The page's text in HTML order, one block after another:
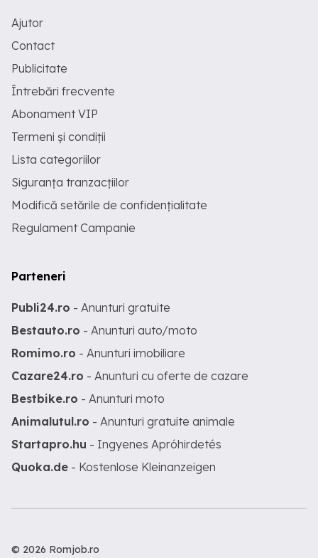
Ajutor
Contact
Publicitate
Întrebări frecvente
Abonament VIP
Termeni și condiții
Lista categoriilor
Siguranța tranzacțiilor
Modifică setările de confidențialitate
Regulament Campanie
Parteneri
Publi24.ro - Anunturi gratuite
Bestauto.ro - Anunturi auto/moto
Romimo.ro - Anunturi imobiliare
Cazare24.ro - Anunturi cu oferte de cazare
Bestbike.ro - Anunturi moto
Animalutul.ro - Anunturi gratuite animale
Startapro.hu - Ingyenes Apróhirdetés
Quoka.de - Kostenlose Kleinanzeigen
© 2026 Romjob.ro